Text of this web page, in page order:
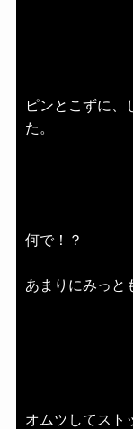
ピンとこずに、
た。
何で！？
あまりにみっと
オムツしてスト